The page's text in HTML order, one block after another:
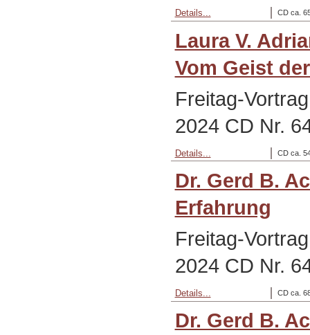
CD ca.
Details...
Laura V.
Vom Geist
Freitag-
2024 CD Nr.
CD ca.
Details...
Dr. Gerd B.
Erfahrung
Freitag-
2024 CD Nr.
CD ca.
Details...
Dr. Gerd B.